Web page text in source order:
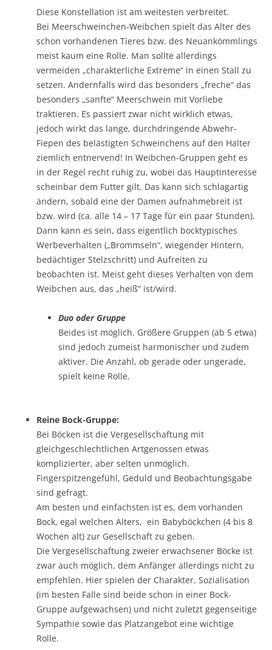
Diese Konstellation ist am weitesten verbreitet.
Bei Meerschweinchen-Weibchen spielt das Alter des
schon vorhandenen Tieres bzw. des Neuankömmlings
meist kaum eine Rolle. Man sollte allerdings
vermeiden „charakterliche Extreme“ in einen Stall zu
setzen. Andernfalls wird das besonders „freche“ das
besonders „sanfte“ Meerschwein mit Vorliebe
traktieren. Es passiert zwar nicht wirklich etwas,
jedoch wirkt das lange, durchdringende Abwehr-
Fiepen des belästigten Schweinchens auf den Halter
ziemlich entnervend! In Weibchen-Gruppen geht es
in der Regel recht ruhig zu, wobei das Hauptinteresse
scheinbar dem Futter gilt. Das kann sich schlagartig
ändern, sobald eine der Damen aufnahmebreit ist
bzw. wird (ca. alle 14 – 17 Tage für ein paar Stunden).
Dann kann es sein, dass eigentlich bocktypisches
Werbeverhalten („Brommseln“, wiegender Hintern,
bedächtiger Stelzschritt) und Aufreiten zu
beobachten ist. Meist geht dieses Verhalten von dem
Weibchen aus, das „heiß“ ist/wird.
Duo oder Gruppe
Beides ist möglich. Größere Gruppen (ab 5 etwa)
sind jedoch zumeist harmonischer und zudem
aktiver. Die Anzahl, ob gerade oder ungerade,
spielt keine Rolle.
Reine Bock-Gruppe:
Bei Böcken ist die Vergesellschaftung mit
gleichgeschlechtlichen Artgenossen etwas
komplizierter, aber selten unmöglich.
Fingerspitzengefühl, Geduld und Beobachtungsgabe
sind gefragt.
Am besten und einfachsten ist es, dem vorhanden
Bock, egal welchen Alters, ein Babyböckchen (4 bis 8
Wochen alt) zur Gesellschaft zu geben.
Die Vergesellschaftung zweier erwachsener Böcke ist
zwar auch möglich, dem Anfänger allerdings nicht zu
empfehlen. Hier spielen der Charakter, Sozialisation
(im besten Falle sind beide schon in einer Bock-
Gruppe aufgewachsen) und nicht zuletzt gegenseitige
Sympathie sowie das Platzangebot eine wichtige
Rolle.